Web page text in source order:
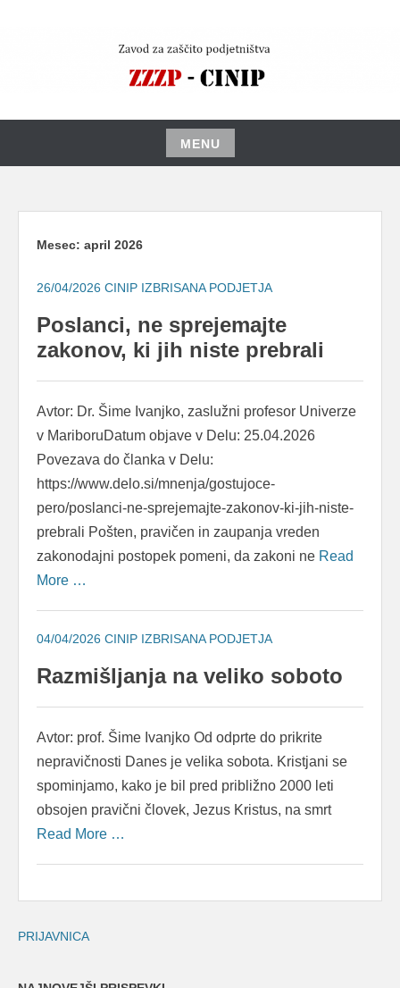
MENU
Skip
content
Mesec: april 2026
26/04/2026 CINIP IZBRISANA PODJETJA
Poslanci, ne sprejemajte
zakonov, ki jih niste prebrali
Avtor: Dr. Šime Ivanjko, zaslužni profesor Univerze
v MariboruDatum objave v Delu: 25.04.2026
Povezava do članka v Delu:
https://www.delo.si/mnenja/gostujoce-
pero/poslanci-ne-sprejemajte-zakonov-ki-jih-niste-
prebrali Pošten, pravičen in zaupanja vreden
zakonodajni postopek pomeni, da zakoni ne Read
More …
04/04/2026 CINIP IZBRISANA PODJETJA
Razmišljanja na veliko soboto
Avtor: prof. Šime Ivanjko Od odprte do prikrite
nepravičnosti Danes je velika sobota. Kristjani se
spominjamo, kako je bil pred približno 2000 leti
obsojen pravični človek, Jezus Kristus, na smrt
Read More …
PRIJAVNICA